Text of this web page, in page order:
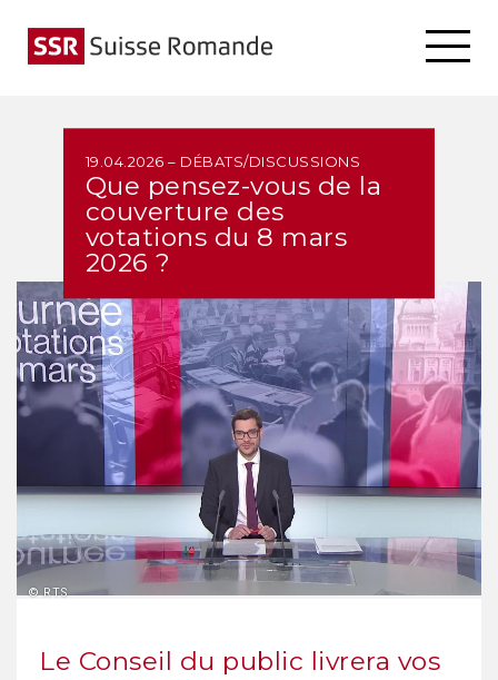
19.04.2026 – DÉBATS/DISCUSSIONS
Que pensez-vous de la
couverture des
votations du 8 mars
2026 ?
© RTS
Le Conseil du public livrera vos